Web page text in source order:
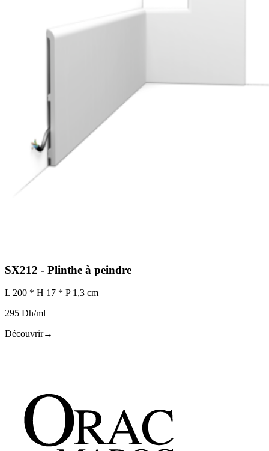
SX212 - Plinthe à peindre
L 200 * H 17 * P 1,3 cm
295 Dh/ml
Découvrir→